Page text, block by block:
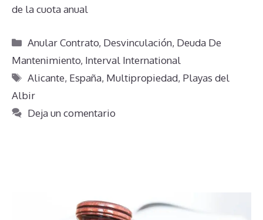
de la cuota anual
Categorías
Anular Contrato, Desvinculación, Deuda De
Mantenimiento, Interval International
Etiquetas
Alicante, España, Multipropiedad, Playas del
Albir
Deja un comentario